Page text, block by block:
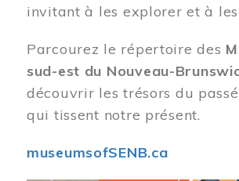
invitant à les explorer et à
Parcourez le répertoire des
sud-est du Nouveau-
découvrir les trésors du
qui tissent notre présent.
museumsofSENB.ca